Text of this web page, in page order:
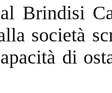
Brindisi
società
di